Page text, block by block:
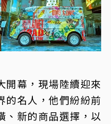
開幕，現場陸續迎來
的名人，他們紛紛前
、新的商品選擇，以